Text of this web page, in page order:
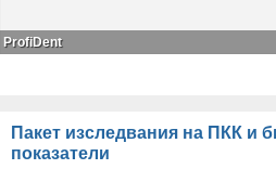
ProfiDent
Пакет изследвания на ПКК и
показатели